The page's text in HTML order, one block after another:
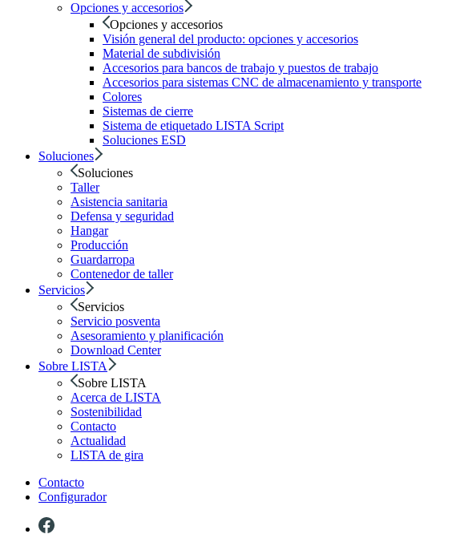
Opciones y accesorios
Opciones y accesorios
Visión general del producto: opciones y accesorios
Material de subdivisión
Accesorios para bancos de trabajo y puestos de trabajo
Accesorios para sistemas CNC de almacenamiento y transporte
Colores
Sistemas de cierre
Sistema de etiquetado LISTA Script
Soluciones ESD
Soluciones
Soluciones
Taller
Asistencia sanitaria
Defensa y seguridad
Hangar
Producción
Guardarropa
Contenedor de taller
Servicios
Servicios
Servicio posventa
Asesoramiento y planificación
Download Center
Sobre LISTA
Sobre LISTA
Acerca de LISTA
Sostenibilidad
Contacto
Actualidad
LISTA de gira
Contacto
Configurador